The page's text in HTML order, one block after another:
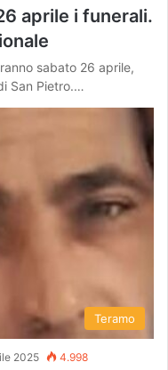
aprile i funerali.
sabato 26 aprile,
San Pietro.…
Teramo
2025 4.998